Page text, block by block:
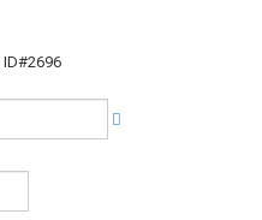
ID#2696